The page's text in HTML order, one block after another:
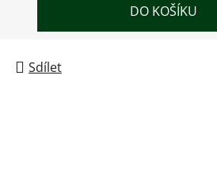
DO KOŠÍKU
Sdílet